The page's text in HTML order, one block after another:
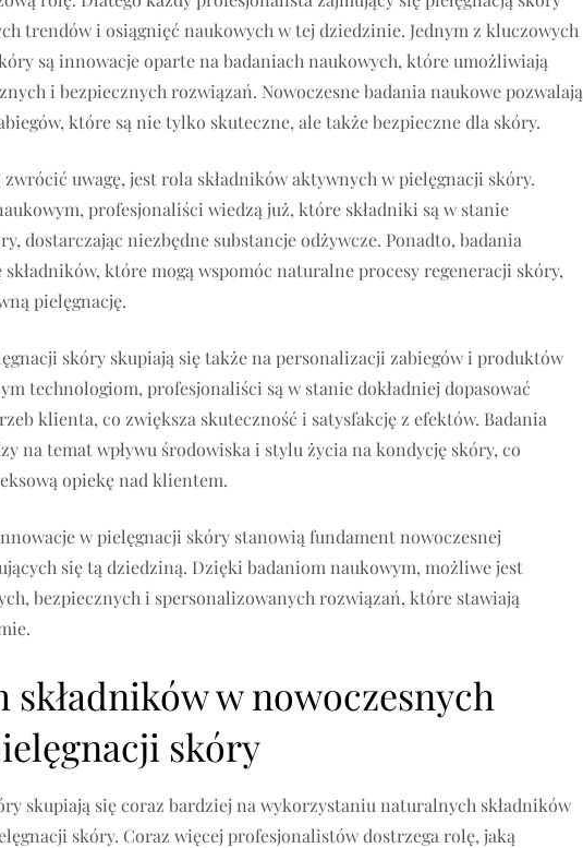
trendów i osiągnięć naukowych w tej dziedzinie. Jednym z kluczowych
są innowacje oparte na badaniach naukowych, które umożliwiają
i bezpiecznych rozwiązań. Nowoczesne badania naukowe pozwalają
które są nie tylko skuteczne, ale także bezpieczne dla skóry.
uwagę, jest rola składników aktywnych w pielęgnacji skóry.
profesjonaliści wiedzą już, które składniki są w stanie
dostarczając niezbędne substancje odżywcze. Ponadto, badania
które mogą wspomóc naturalne procesy regeneracji skóry,
pielęgnację.
skóry skupiają się także na personalizacji zabiegów i produktów
technologiom, profesjonaliści są w stanie dokładniej dopasować
klienta, co zwiększa skuteczność i satysfakcję z efektów. Badania
na temat wpływu środowiska i stylu życia na kondycję skóry, co
opiekę nad klientem.
w pielęgnacji skóry stanowią fundament nowoczesnej
się tą dziedziną. Dzięki badaniom naukowym, możliwe jest
bezpiecznych i spersonalizowanych rozwiązań, które stawiają
w nowoczesnych
skóry
skupiają się coraz bardziej na wykorzystaniu naturalnych składników
skóry. Coraz więcej profesjonalistów dostrzega rolę, jaką